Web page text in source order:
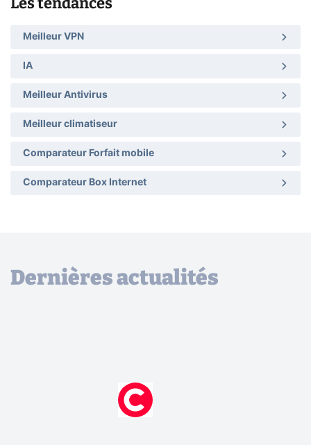
Meilleur VPN
IA
Meilleur Antivirus
Meilleur climatiseur
Comparateur Forfait mobile
Comparateur Box Internet
Dernières actualités